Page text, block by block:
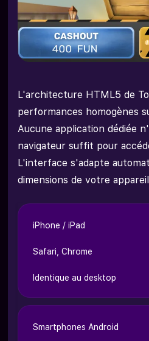
L'architecture HTML5 de
performances homogènes
Aucune application dédiée
navigateur suffit pour
L'interface s'adapte
dimensions de votre
iPhone / iPad
Safari, Chrome
Identique au desktop
Smartphones Android